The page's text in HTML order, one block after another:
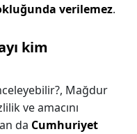
verilemez.
kim
Mağdur
ve amacını
da Cumhuriyet